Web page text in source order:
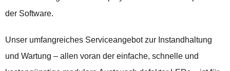
der Software.
Unser umfangreiches Serviceangebot zur Instandhaltung
und Wartung – allen voran der einfache, schnelle und